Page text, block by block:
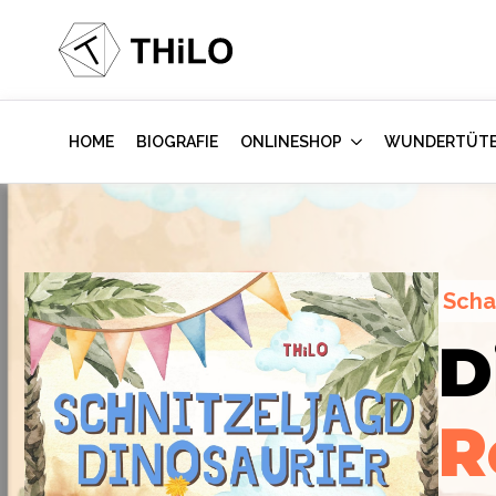
HOME BIOGRAFIE ONLINESHOP
Hollywood-
im
Escape Room (ab 8 oder 12 Jahre)
Locked-up